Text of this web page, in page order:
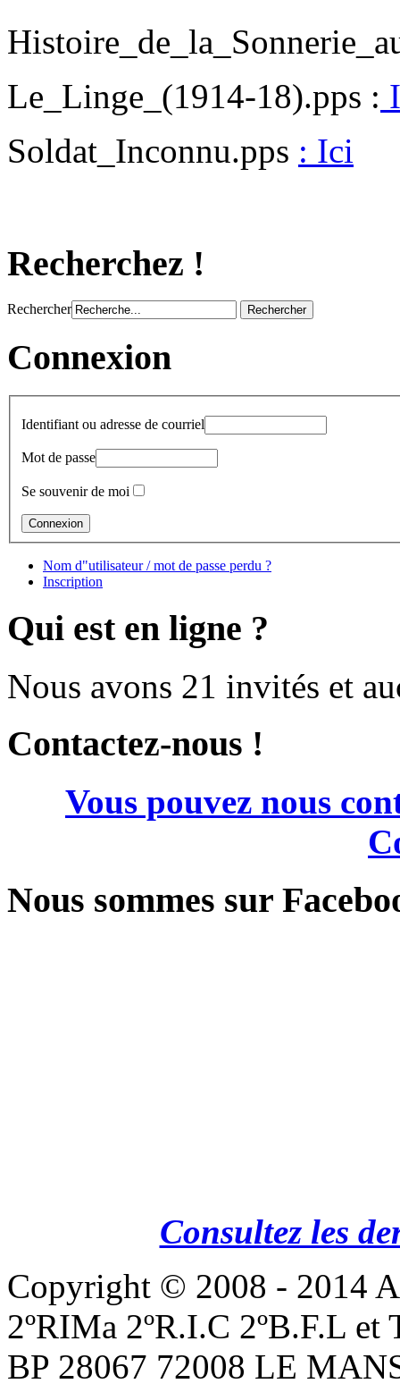
Le_Linge_(1914-18).pps :
Soldat_Inconnu.pps : Ici
Recherchez !
Rechercher
Connexion
Identifiant ou adresse de courriel
Mot de passe
Se souvenir de moi
Nom d"utilisateur / mot de passe perdu ?
Inscription
Qui est en ligne ?
Nous avons 21 invités et
Contactez-nous !
Vous pouvez nous
Nous sommes sur
Consultez les
Copyright © 2008 - 2014
2ºRIMa 2ºR.I.C 2ºB.F.L
BP 28067 72008 LE